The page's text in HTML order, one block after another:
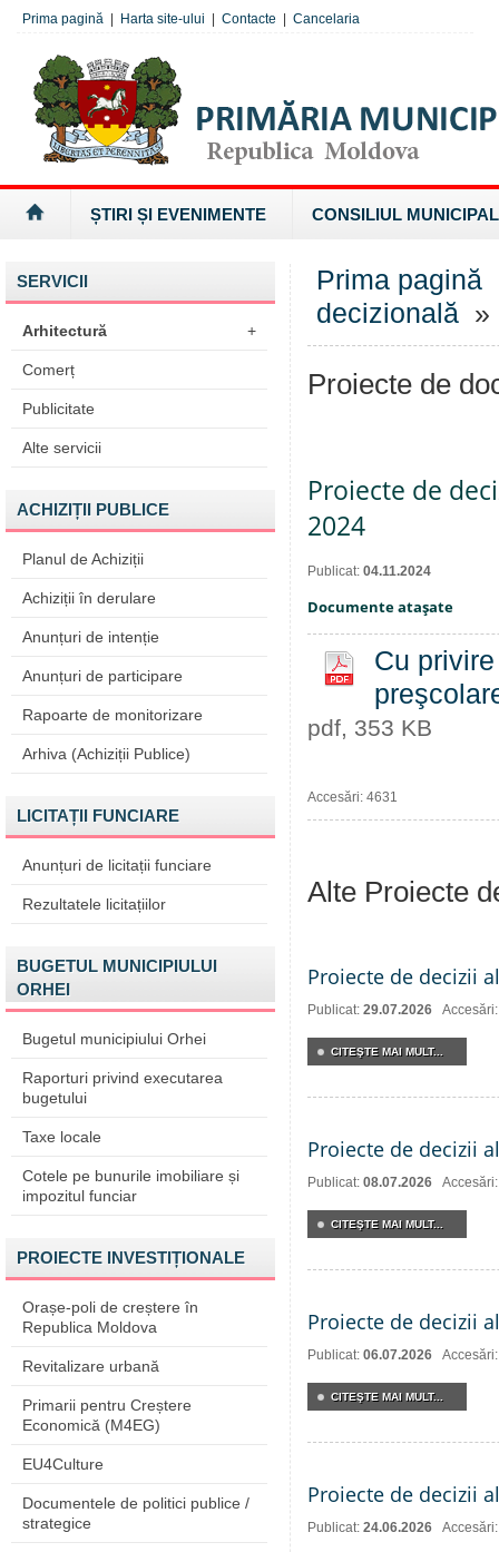
Prima pagină Harta site-ului Contacte Cancelaria
ȘTIRI ȘI EVENIMENTE CONSILIUL MUNICIPAL
SERVICII
Arhitectură +
Comerț
Publicitate
Alte servicii
ACHIZIȚII PUBLICE
Planul de Achiziții
Achiziții în derulare
Anunțuri de intenție
Anunțuri de participare
Rapoarte de monitorizare
Arhiva (Achiziții Publice)
LICITAȚII FUNCIARE
Anunțuri de licitații funciare
Rezultatele licitațiilor
BUGETUL MUNICIPIULUI
ORHEI
Bugetul municipiului Orhei
Raporturi privind executarea
bugetului
Taxe locale
Cotele pe bunurile imobiliare și
impozitul funciar
PROIECTE INVESTIȚIONALE
Orașe-poli de creștere în
Republica Moldova
Revitalizare urbană
Primarii pentru Creștere
Economică (M4EG)
EU4Culture
Documentele de politici publice /
strategice
Prima pagină
decizională »
Proiecte de
Proiecte de
2024
Publicat: 04.11.2024
Documente ataşate
Cu
pdf, 353 KB
Accesări: 4631
Alte Proiecte
Proiecte de decizii
Publicat: 29.07.2026
CITEŞTE MAI MULT...
Proiecte de decizii
Publicat: 08.07.2026
CITEŞTE MAI MULT...
Proiecte de decizii
Publicat: 06.07.2026
CITEŞTE MAI MULT...
Proiecte de decizii
Publicat: 24.06.2026